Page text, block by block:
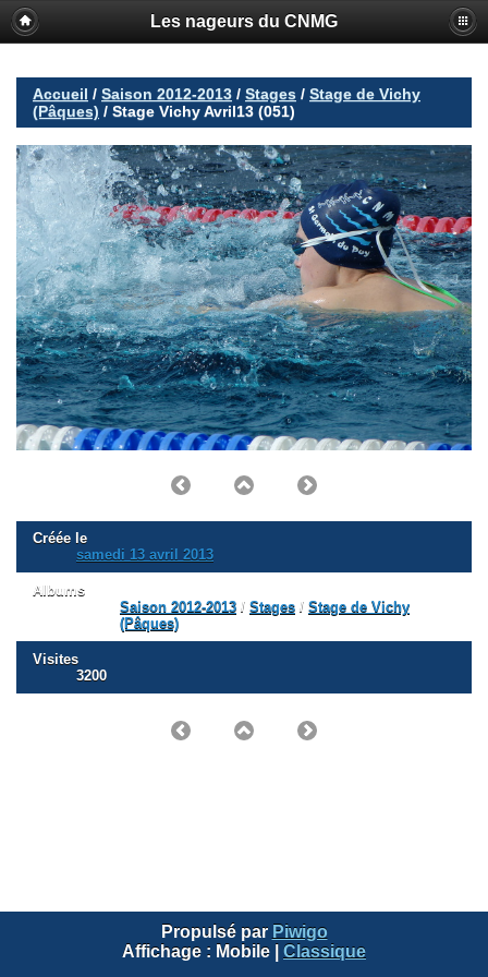
Les nageurs du CNMG
Accueil / Saison 2012-2013 / Stages / Stage de Vichy
(Pâques) / Stage Vichy Avril13 (051)
Créée le
samedi 13 avril 2013
Albums
Saison 2012-2013 / Stages / Stage de Vichy
(Pâques)
Visites
3200
Propulsé par Piwigo
Affichage : Mobile Classique